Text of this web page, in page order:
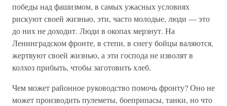
победы над фашизмом, в самых ужасных условиях
рискуют своей жизнью, эти, часто молодые, люди — это
до них не доходит. Люди в окопах мерзнут. На
Ленинградском фронте, в степи, в снегу бойцы валяются,
жертвуют своей жизнью, а эти господа не изволят в
колхоз прибыть, чтобы заготовить хлеб.
Чем может районное руководство помочь фронту? Оно не
может производить пулеметы, боеприпасы, танки, но что